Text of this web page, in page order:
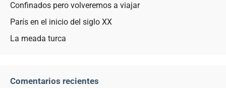
Confinados pero volveremos a viajar
París en el inicio del siglo XX
La meada turca
Comentarios recientes